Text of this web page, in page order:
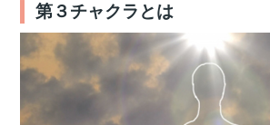
第３チャクラとは